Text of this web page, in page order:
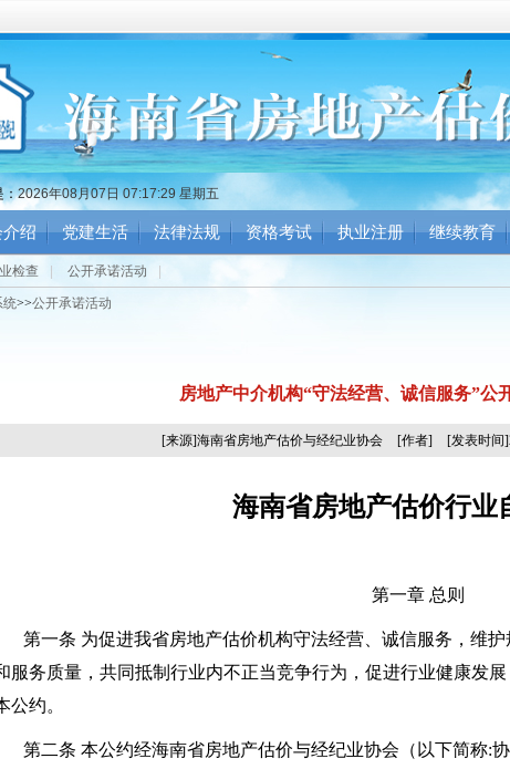
：2026年08月07日 07:17:30 星期五
绍 党建生活 法律法规 资格考试 执业注册 继续教育
检查 公开承诺活动
统>>公开承诺活动
房地产中介机构“守法经营、诚信服务”公
[来源]海南省房地产估价与经纪业协会 [作者] [发表时间
海南省房地产估价行业
第一章 总则
第一条 为促进我省房地产估价机构守法经营、诚信服务，维
服务质量，共同抵制行业内不正当竞争行为，促进行业健康发
公约。
第二条 本公约经海南省房地产估价与经纪业协会（以下简称: